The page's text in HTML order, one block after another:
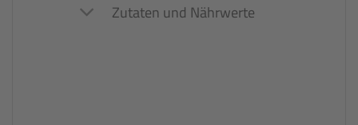
Zutaten und Nährwerte